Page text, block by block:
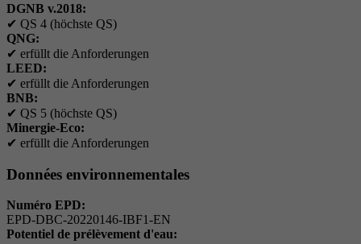
DGNB v.2018:
✔ QS 4 (höchste QS)
QNG:
✔ erfüllt die Anforderungen
LEED:
✔ erfüllt die Anforderungen
BNB:
✔ QS 5 (höchste QS)
Minergie-Eco:
✔ erfüllt die Anforderungen
Données environnementales
Numéro EPD:
EPD-DBC-20220146-IBF1-EN
Potentiel de prélèvement d'eau: